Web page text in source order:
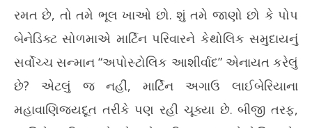
રમત છે, તો તમે ભૂલ ખાઓ છો. શું તમે જાણો છો કે પોપ
બેનેડિક્ટ સોળમાએ માર્ટિન પરિવારને કેથોલિક સમુદાયનું
સર્વોચ્ચ સન્માન “અપોસ્ટોલિક આશીર્વાદ” એનાયત કરેલું
છે? એટલું જ નહીં, માર્ટિન અગાઉ લાઈબેરિયાના
મહાવાણિજ્યદૂત તરીકે પણ રહી ચૂક્યા છે. બીજી તરફ,